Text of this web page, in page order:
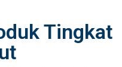
Tingkat